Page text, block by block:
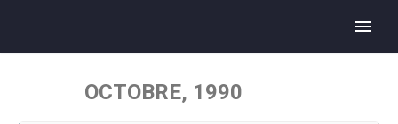
OCTOBRE, 1990